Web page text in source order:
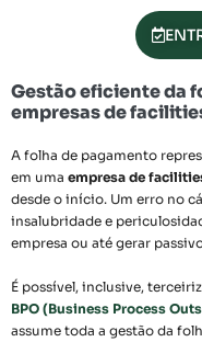
Gestão eficiente da
empresas de
A folha de pagamento
em uma empresa de
desde o início. Um erro no
insalubridade e
empresa ou até gerar
É possível, inclusive,
BPO (Business Process
assume toda a gestão da